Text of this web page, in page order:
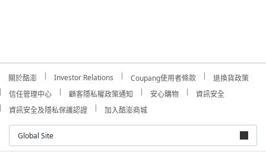
關於酷澎 Investor Relations Coupang使用者條款
退換貨政策
信任管理中心
顧客隱私權政策通知 安心購物
資訊安全
資訊安全及隱私保護認證
加入酷澎商城
Global Site